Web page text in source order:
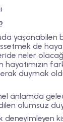
yaşanabilen
de
neler
duymak
anlamda
olumsuz
deneyimleyen